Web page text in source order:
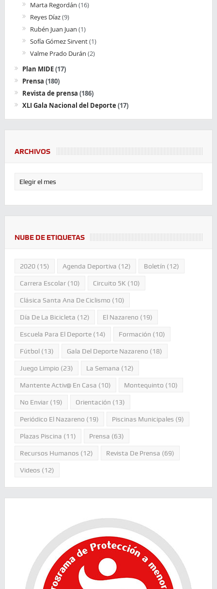
Marta Regordán (16)
Reyes Díaz(9)
Rubén Juan Juan (1)
Sofía Gómez Sirvent(1)
Valme Prado Durán (2)
Plan MIDE(17)
Prensa (180)
Revista de prensa (186)
XLI Gala Nacional del Deporte (17)
ARCHIVOS
NUBE DE ETIQUETAS
2020(15) Agenda Deportiva (12) Boletín (12)
Carrera Escolar(10) Circuito 5K(10)
Clásica Santa Ana De Ciclismo (10)
Día De La Bicicleta (12) El Nazareno (19)
Escuela Para El Deporte(14) Formación (10)
Fútbol(13) Gala Del Deporte Nazareno (18)
Juego Limpio (23) La Semana (12)
Mantente Activ@ En Casa (10) Montequinto (10)
No Enviar(19) Orientación (13)
Periódico El Nazareno (19) Piscinas Municipales (9)
Plazas Piscina (11) Prensa (63)
Recursos Humanos (12) Revista De Prensa (69)
Videos (12)